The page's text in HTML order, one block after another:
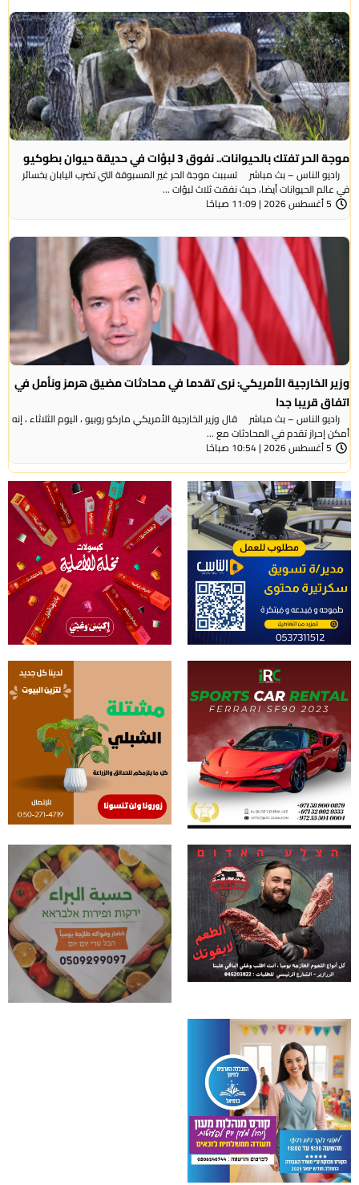
موجة الحر تفتك بالحيوانات.. نفوق 3 لبؤات في حديقة حيوان بطوكيو
راديو الناس – بث مباشر تسببت موجة الحر غير المسبوقة التي تضرب اليابان بخسائر
في عالم الحيوانات أيضا، حيث نفقت ثلاث لبؤات ...
5 أغسطس 2026 | 11:09 صباحًا
وزير الخارجية الأمريكي: نرى تقدما في محادثات مضيق هرمز ونأمل في
اتفاق قريبا جدا
راديو الناس – بث مباشر قال وزير الخارجية الأمريكي ماركو روبيو ، اليوم الثلاثاء ، إنه
أمكن إحراز تقدم في المحادثات مع ...
5 أغسطس 2026 | 10:54 صباحًا